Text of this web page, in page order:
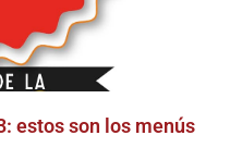
estos son los menús